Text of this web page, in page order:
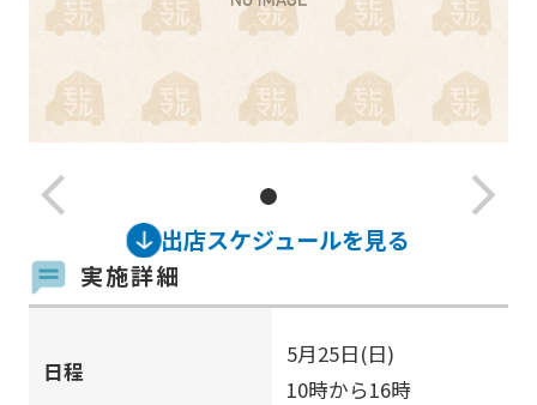
arrow_back_ios_new arrow_forward_ios
出店スケジュールを見る
実施詳細
日程
5月25日(日)
10時から16時